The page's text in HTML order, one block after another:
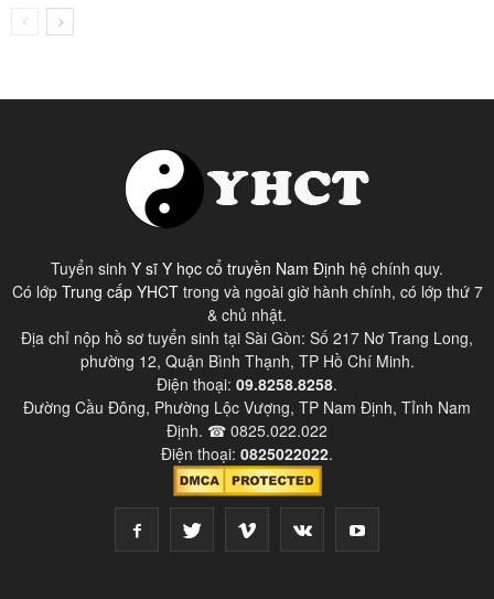
Tuyển sinh Y sĩ Y học cổ truyền Nam Định hệ chính quy.
Có lớp Trung cấp YHCTtrong và ngoài giờ hành chính, có lớp thứ 7
& chủ nhật.
Địa chỉ nộp hồ sơ tuyển sinh tại Sài Gòn: Số 217 Nơ Trang Long,
phường 12, Quận Bình Thạnh, TP Hồ Chí Minh.
Điện thoại: 09.8258.8258.
Đường Cầu Đông, Phường Lộc Vượng, TP Nam Định, Tỉnh Nam
Định. ☎ 0825.022.022
Điện thoại: 0825022022.